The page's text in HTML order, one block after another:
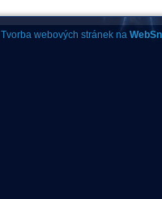
Tvorba webových stránek na